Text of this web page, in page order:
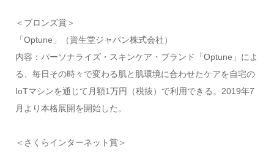
＜ブロンズ賞＞
「Optune」（資生堂ジャパン株式会社）
内容：パーソナライズ・スキンケア・ブランド「Optune」によ
る、毎日その時々で変わる肌と肌環境に合わせたケアを自宅の
IoTマシンを通じて月額1万円（税抜）で利用できる。2019年7
月より本格展開を開始した。
＜さくらインターネット賞＞